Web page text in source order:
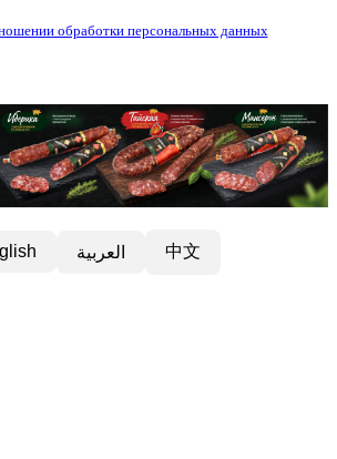
обработки персональных данных
العربية 中文